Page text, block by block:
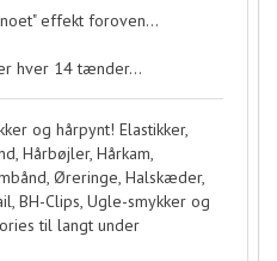
effekt foroven...
hver 14 tænder...
og hårpynt! Elastikker,
Hårbøjler, Hårkam,
Øreringe, Halskæder,
BH-Clips, Ugle-smykker og
til langt under